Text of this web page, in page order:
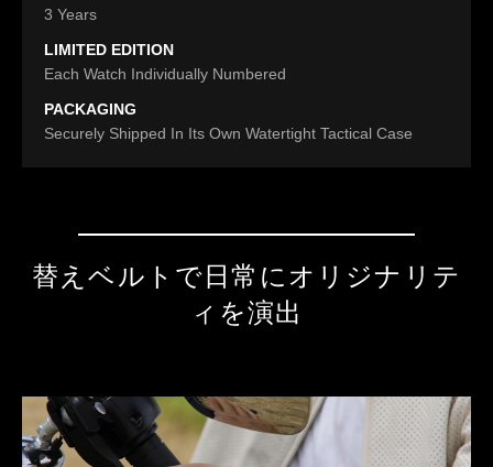
3 Years
LIMITED EDITION
Each Watch Individually Numbered
PACKAGING
Securely Shipped In Its Own Watertight Tactical Case
替えベルトで日常にオリジナリテ
ィを演出